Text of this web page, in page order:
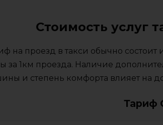
Стоимость услуг
на проезд в такси обычно
за 1км проезда. Наличие
и степень комфорта влияет на
Тариф